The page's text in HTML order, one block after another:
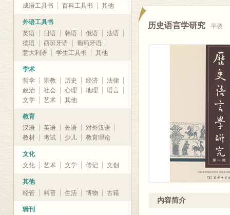
成语工具书
百科工具书 其他
外语工具书
英语
日语 韩语 俄语
法语
德语
西班牙语
葡萄牙语
意大利语
学生工具书 其他
学术
哲学
宗教 历史 经济
法律
政治
社会 心理 地理
语言
文学
艺术 其他
教育
汉语
英语 外语
对外汉语
教材
考试 少儿 教育理论
文化
文化
艺术 文学 传记 文创
其他
经管
科普 生活 博物 古籍
辑刊
历史语言学研究 平装
内容简介